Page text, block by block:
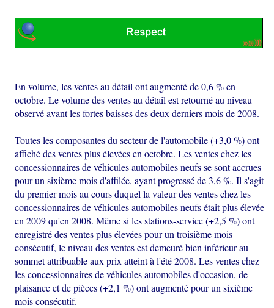
En volume, les ventes au détail ont augmenté de 0,6 % en
octobre. Le volume des ventes au détail est retourné au niveau
observé avant les fortes baisses des deux derniers mois de 2008.
Toutes les composantes du secteur de l'automobile (+3,0 %) ont
affiché des ventes plus élevées en octobre. Les ventes chez les
concessionnaires de véhicules automobiles neufs se sont accrues
pour un sixième mois d'affilée, ayant progressé de 3,6 %. Il s'agit
du premier mois au cours duquel la valeur des ventes chez les
concessionnaires de véhicules automobiles neufs était plus élevée
en 2009 qu'en 2008. Même si les stations-service (+2,5 %) ont
enregistré des ventes plus élevées pour un troisième mois
consécutif, le niveau des ventes est demeuré bien inférieur au
sommet attribuable aux prix atteint à l'été 2008. Les ventes chez
les concessionnaires de véhicules automobiles d'occasion, de
plaisance et de pièces (+2,1 %) ont augmenté pour un sixième
mois consécutif.